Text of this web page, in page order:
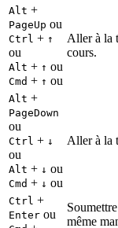
Alt +
PageUp ou
Ctrl + ↑
ou
Alt + ↑ ou
Cmd + ↑ ou
Aller à la
cours.
Alt +
PageDown
ou
Ctrl + ↓
ou
Alt + ↓ ou
Cmd + ↓ ou
Aller à la
Ctrl +
Enter ou
même